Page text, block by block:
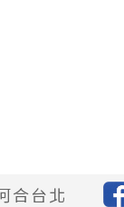
合台北